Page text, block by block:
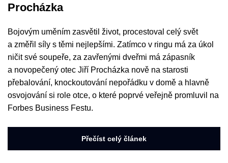
Procházka
Bojovým uměním zasvětil život, procestoval celý svět
a změřil síly s těmi nejlepšími. Zatímco v ringu má za úkol
ničit své soupeře, za zavřenými dveřmi má zápasník
a novopečený otec Jiří Procházka nově na starosti
přebalování, knockoutování nepořádku v domě a hlavně
osvojování si role otce, o které poprvé veřejně promluvil na
Forbes Business Festu.
Přečíst celý článek